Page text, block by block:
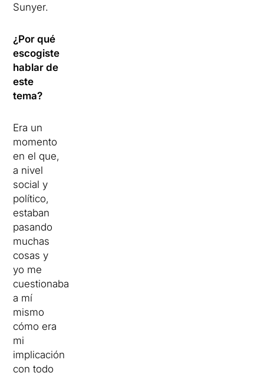
Sunyer.
¿Por qué
escogiste
hablar de
este
tema?
Era un
momento
en el que,
a nivel
social y
político,
estaban
pasando
muchas
cosas y
yo me
cuestionaba
a mí
mismo
cómo era
mi
implicación
con todo